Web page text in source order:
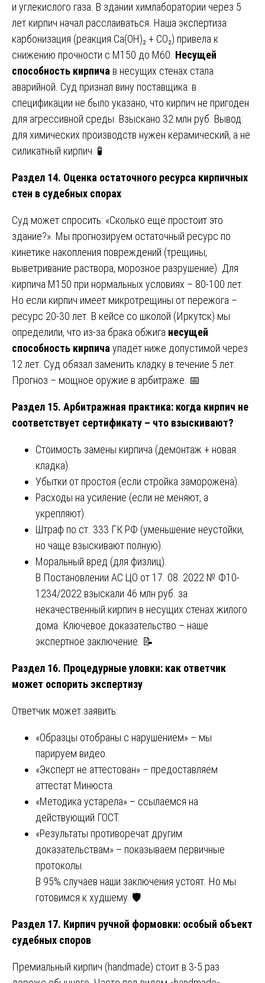
и углекислого газа. В здании химлаборатории через 5
лет кирпич начал расслаиваться. Наша экспертиза:
карбонизация (реакция Ca(OH)₂ + CO₂) привела к
снижению прочности с М150 до М60. Несущей
способность кирпича в несущих стенах стала
аварийной. Суд признал вину поставщика: в
спецификации не было указано, что кирпич не пригоден
для агрессивной среды. Взыскано 32 млн руб. Вывод:
для химических производств нужен керамический, а не
силикатный кирпич. 🧪
Раздел 14. Оценка остаточного ресурса кирпичных
стен в судебных спорах
Суд может спросить: «Сколько ещё простоит это
здание?». Мы прогнозируем остаточный ресурс по
кинетике накопления повреждений (трещины,
выветривание раствора, морозное разрушение). Для
кирпича М150 при нормальных условиях – 80-100 лет.
Но если кирпич имеет микротрещины от пережога –
ресурс 20-30 лет. В кейсе со школой (Иркутск) мы
определили, что из-за брака обжига несущей
способность кирпича упадёт ниже допустимой через
12 лет. Суд обязал заменить кладку в течение 5 лет.
Прогноз – мощное оружие в арбитраже. 📅
Раздел 15. Арбитражная практика: когда кирпич не
соответствует сертификату – что взыскивают?
Стоимость замены кирпича (демонтаж + новая
кладка).
Убытки от простоя (если стройка заморожена).
Расходы на усиление (если не меняют, а
укрепляют).
Штраф по ст. 333 ГК РФ (уменьшение неустойки,
но чаще взыскивают полную).
Моральный вред (для физлиц).
В Постановлении АС ЦО от 17. 08. 2022 № Ф10-
1234/2022 взыскали 46 млн руб. за
некачественный кирпич в несущих стенах жилого
дома. Ключевое доказательство – наше
экспертное заключение. 📝
Раздел 16. Процедурные уловки: как ответчик
может оспорить экспертизу
Ответчик может заявить:
«Образцы отобраны с нарушением» – мы
парируем видео.
«Эксперт не аттестован» – предоставляем
аттестат Минюста.
«Методика устарела» – ссылаемся на
действующий ГОСТ.
«Результаты противоречат другим
доказательствам» – показываем первичные
протоколы.
В 95% случаев наши заключения устоят. Но мы
готовимся к худшему. 🛡️
Раздел 17. Кирпич ручной формовки: особый объект
судебных споров
Премиальный кирпич (handmade) стоит в 3-5 раз